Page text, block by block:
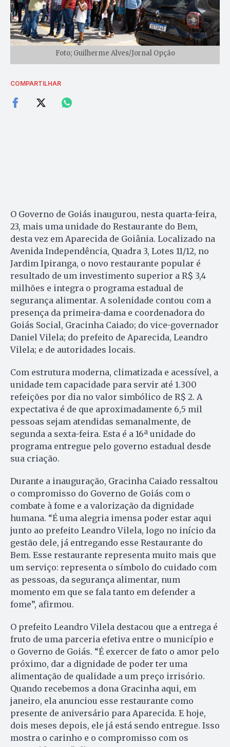
Foto; Guilherme Alves/Jornal Opção
COMPARTILHAR
O Governo de Goiás inaugurou, nesta quarta-feira,
23, mais uma unidade do Restaurante do Bem,
desta vez em Aparecida de Goiânia. Localizado na
Avenida Independência, Quadra 3, Lotes 11/12, no
Jardim Ipiranga, o novo restaurante popular é
resultado de um investimento superior a R$ 3,4
milhões e integra o programa estadual de
segurança alimentar. A solenidade contou com a
presença da primeira-dama e coordenadora do
Goiás Social, Gracinha Caiado; do vice-governador
Daniel Vilela; do prefeito de Aparecida, Leandro
Vilela; e de autoridades locais.
Com estrutura moderna, climatizada e acessível, a
unidade tem capacidade para servir até 1.300
refeições por dia no valor simbólico de R$ 2. A
expectativa é de que aproximadamente 6,5 mil
pessoas sejam atendidas semanalmente, de
segunda a sexta-feira. Esta é a 16ª unidade do
programa entregue pelo governo estadual desde
sua criação.
Durante a inauguração, Gracinha Caiado ressaltou
o compromisso do Governo de Goiás com o
combate à fome e a valorização da dignidade
humana. “É uma alegria imensa poder estar aqui
junto ao prefeito Leandro Vilela, logo no início da
gestão dele, já entregando esse Restaurante do
Bem. Esse restaurante representa muito mais que
um serviço: representa o símbolo do cuidado com
as pessoas, da segurança alimentar, num
momento em que se fala tanto em defender a
fome”, afirmou.
O prefeito Leandro Vilela destacou que a entrega é
fruto de uma parceria efetiva entre o município e
o Governo de Goiás. “É exercer de fato o amor pelo
próximo, dar a dignidade de poder ter uma
alimentação de qualidade a um preço irrisório.
Quando recebemos a dona Gracinha aqui, em
janeiro, ela anunciou esse restaurante como
presente de aniversário para Aparecida. E hoje,
dois meses depois, ele já está sendo entregue. Isso
mostra o carinho e o compromisso com os